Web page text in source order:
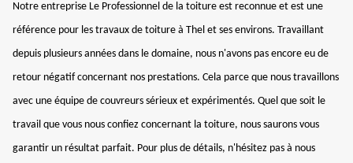
Notre entreprise Le Professionnel de la toiture est reconnue et est une
référence pour les travaux de toiture à Thel et ses environs. Travaillant
depuis plusieurs années dans le domaine, nous n'avons pas encore eu de
retour négatif concernant nos prestations. Cela parce que nous travaillons
avec une équipe de couvreurs sérieux et expérimentés. Quel que soit le
travail que vous nous confiez concernant la toiture, nous saurons vous
garantir un résultat parfait. Pour plus de détails, n'hésitez pas à nous